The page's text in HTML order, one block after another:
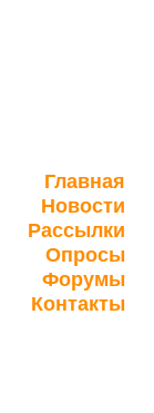
Главная
Новости
Рассылки
Опросы
Форумы
Контакты